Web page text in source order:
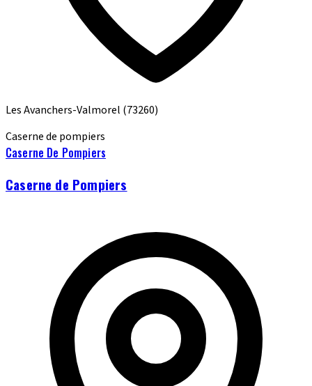
Les Avanchers-Valmorel (73260)
Caserne de pompiers
Caserne De Pompiers
Caserne de Pompiers